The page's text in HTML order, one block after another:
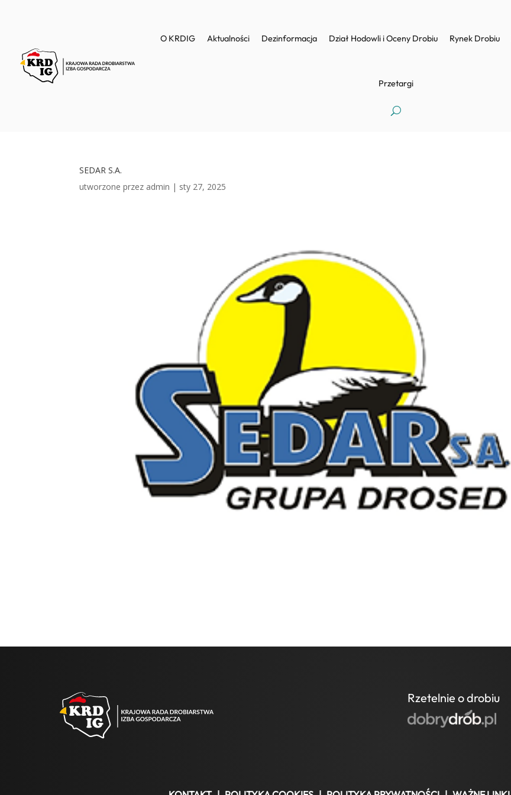
O KRDIG Aktualności Dezinformacja Dział Hodowli i Oceny Drobiu Rynek Drobiu
Przetargi
SEDAR S.A.
utworzone przez admin | sty 27, 2025
Rzetelnie o drobiu